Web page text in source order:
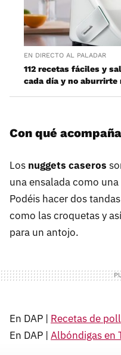
EN DIRECTO AL PALADAR
112 recetas fáciles y
cada día y no aburrirte
Con qué
Los nuggets caseros
una ensalada como
Podéis hacer dos
como las croquetas y
para un antojo.
En DAP | Recetas de
En DAP | Albóndigas en